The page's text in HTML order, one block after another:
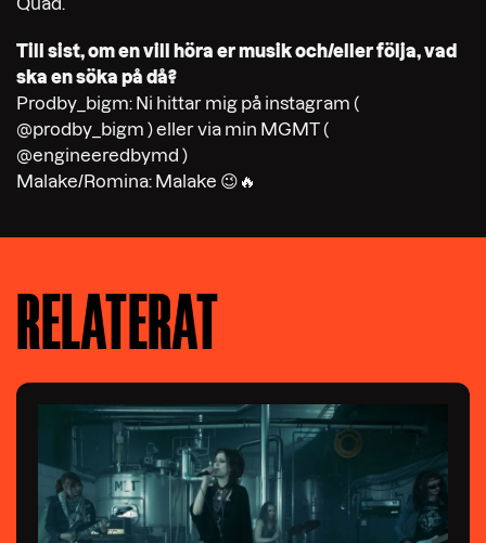
Till sist, om en vill höra er musik och/eller följa, vad
ska en söka på då?
Prodby_bigm: Ni hittar mig på instagram (
@prodby_bigm ) eller via min MGMT (
@engineeredbymd )
Malake/Romina: Malake 😉🔥
RELATERAT